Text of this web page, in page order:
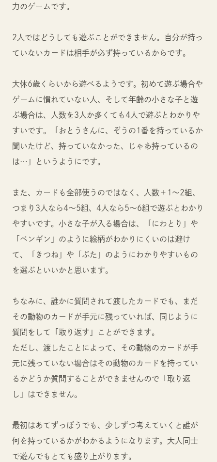
力のゲームです。
2人ではどうしても遊ぶことができません。自分が持っ
ていないカードは相手が必ず持っているからです。
大体6歳くらいから遊べるようです。初めて遊ぶ場合や
ゲームに慣れていない人、そして年齢の小さな子と遊
ぶ場合は、人数を3人か多くても4人で遊ぶとわかりや
すいです。「おとうさんに、ぞうの1番を持っているか
聞いたけど、持っていなかった、じゃあ持っているの
は…」というようにです。
また、カードも全部使うのではなく、人数＋1～2組、
つまり3人なら4～5組、4人なら5～6組で遊ぶとわかり
やすいです。小さな子が入る場合は、「にわとり」や
「ペンギン」のように絵柄がわかりにくいのは避け
て、「きつね」や「ぶた」のようにわかりやすいもの
を選ぶといいかと思います。
ちなみに、誰かに質問されて渡したカードでも、まだ
その動物のカードが手元に残っていれば、同じように
質問をして「取り返す」ことができます。
ただし、渡したことによって、その動物のカードが手
元に残っていない場合はその動物のカードを持ってい
るかどうか質問することができませんので「取り返
し」はできません。
最初はあてずっぽうでも、少しずつ考えていくと誰が
何を持っているかがわかるようになります。大人同士
で遊んでもとても盛り上がります。